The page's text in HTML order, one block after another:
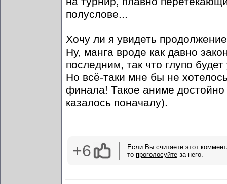
полуслове...
Хочу ли я увидеть
Ну, манга вроде как давно
последним, так что глупо
Но всё-таки мне бы не
финала! Такое аниме
казалось поначалу).
+6
Если Вы считаете этот
то проголосуйте за него.